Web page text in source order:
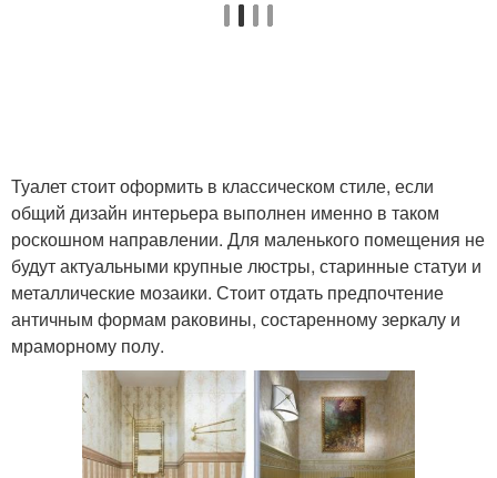
Туалет стоит оформить в классическом стиле, если
общий дизайн интерьера выполнен именно в таком
роскошном направлении. Для маленького помещения не
будут актуальными крупные люстры, старинные статуи и
металлические мозаики. Стоит отдать предпочтение
античным формам раковины, состаренному зеркалу и
мраморному полу.